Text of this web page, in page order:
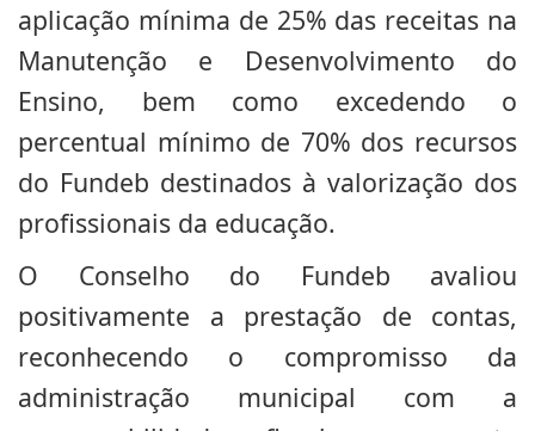
aplicação mínima de 25% das receitas na
Manutenção e Desenvolvimento do
Ensino, bem como excedendo o
percentual mínimo de 70% dos recursos
do Fundeb destinados à valorização dos
profissionais da educação.
O Conselho do Fundeb avaliou
positivamente a prestação de contas,
reconhecendo o compromisso da
administração municipal com a